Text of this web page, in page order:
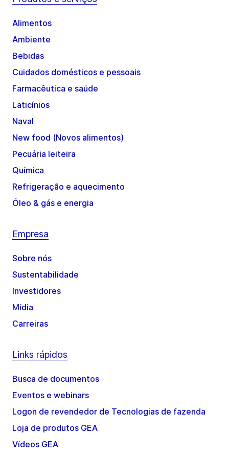
Alimentos
Ambiente
Bebidas
Cuidados domésticos e pessoais
Farmacêutica e saúde
Laticínios
Naval
New food (Novos alimentos)
Pecuária leiteira
Química
Refrigeração e aquecimento
Óleo & gás e energia
Empresa
Sobre nós
Sustentabilidade
Investidores
Mídia
Carreiras
Links rápidos
Busca de documentos
Eventos e webinars
Logon de revendedor de Tecnologias de fazenda
Loja de produtos GEA
Vídeos GEA